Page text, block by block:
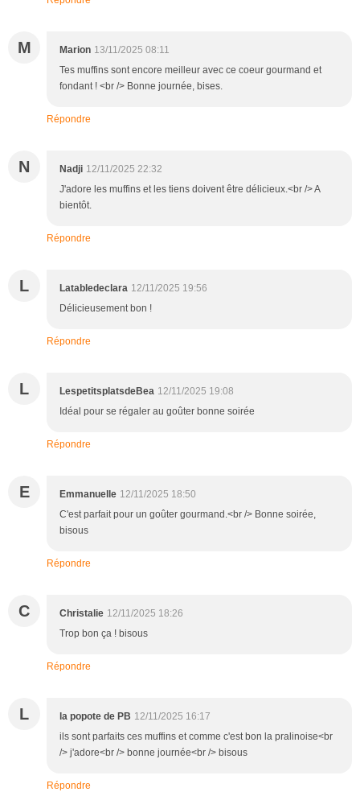
M Marion 13/11/2025 08:11
Tes muffins sont encore meilleur avec ce coeur gourmand et
fondant ! <br /> Bonne journée, bises.
Répondre
N Nadji 12/11/2025 22:32
J'adore les muffins et les tiens doivent être délicieux.<br /> A
bientôt.
Répondre
L Latabledeclara 12/11/2025 19:56
Délicieusement bon !
Répondre
L LespetitsplatsdeBea 12/11/2025 19:08
Idéal pour se régaler au goûter bonne soirée
Répondre
E Emmanuelle 12/11/2025 18:50
C'est parfait pour un goûter gourmand.<br /> Bonne soirée,
bisous
Répondre
C Christalie 12/11/2025 18:26
Trop bon ça ! bisous
Répondre
L la popote de PB 12/11/2025 16:17
ils sont parfaits ces muffins et comme c'est bon la pralinoise<br
/> j'adore<br /> bonne journée<br /> bisous
Répondre